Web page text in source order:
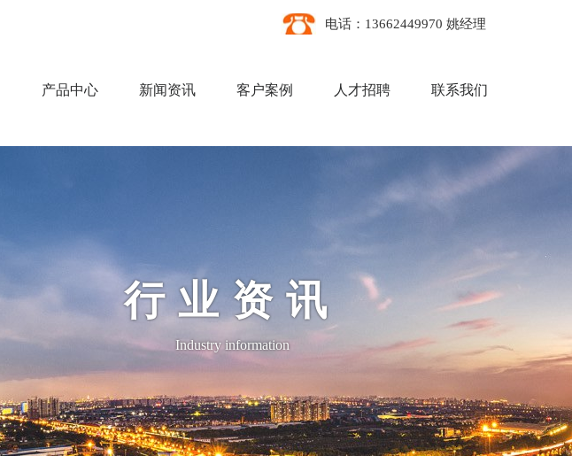
电话：13662449970 姚经理
产品中心 新闻资讯 客户案例 人才招聘 联系我们
行业资讯
Industry information